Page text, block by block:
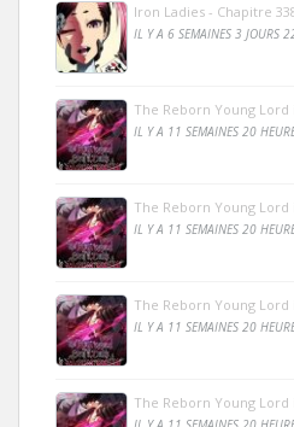
Iron Ladies - Chapitre
IL Y A 6 SEMAINES 3 JOURS
The Reborn Young Lord
IL Y A 11 SEMAINES 20
The Reborn Young Lord
IL Y A 11 SEMAINES 20
The Reborn Young Lord
IL Y A 11 SEMAINES 20
The Reborn Young Lord